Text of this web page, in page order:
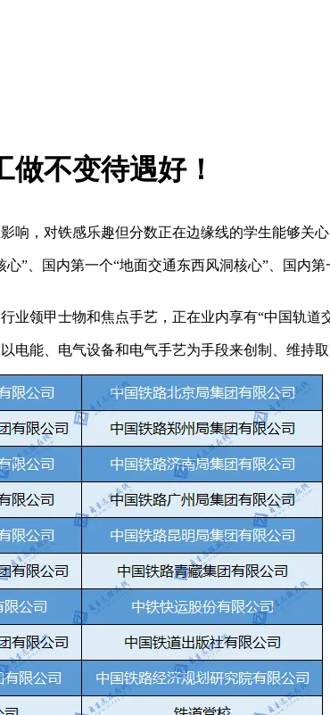
不变待遇好！
，对铁感乐趣但分数正在边缘线的学生能够关心
、国内第一个“地面交通东西风洞核心”、国内第
领甲士物和焦点手艺，正在业内享有“中国轨道
能、电气设备和电气手艺为手段来创制、维持取